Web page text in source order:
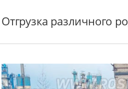
Отгрузка различного